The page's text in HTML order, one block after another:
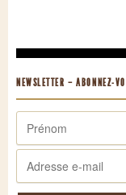
NEWSLETTER – ABONNEZ-